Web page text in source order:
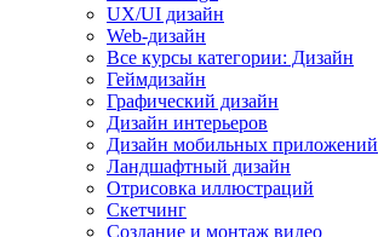
UX/UI дизайн
Web-дизайн
Все курсы категории: Дизайн
Геймдизайн
Графический дизайн
Дизайн интерьеров
Дизайн мобильных приложений
Ландшафтный дизайн
Отрисовка иллюстраций
Скетчинг
Создание и монтаж видео